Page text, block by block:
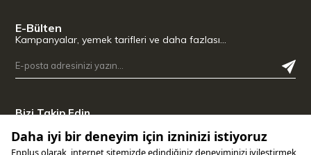
E-Bülten
Kampanyalar, yemek tarifleri ve daha fazlası…
Bizi Takip Edin